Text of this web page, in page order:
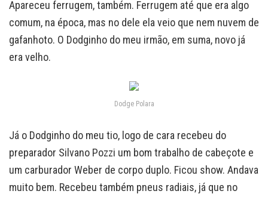
Apareceu ferrugem, também. Ferrugem até que era algo
comum, na época, mas no dele ela veio que nem nuvem de
gafanhoto. O Dodginho do meu irmão, em suma, novo já
era velho.
Dodge Polara
Já o Dodginho do meu tio, logo de cara recebeu do
preparador Silvano Pozzi um bom trabalho de cabeçote e
um carburador Weber de corpo duplo. Ficou show. Andava
muito bem. Recebeu também pneus radiais, já que no